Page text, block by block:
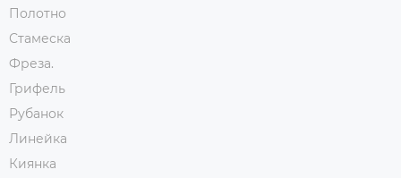
Полотно
Стамеска
Фреза.
Грифель
Рубанок
Линейка
Киянка